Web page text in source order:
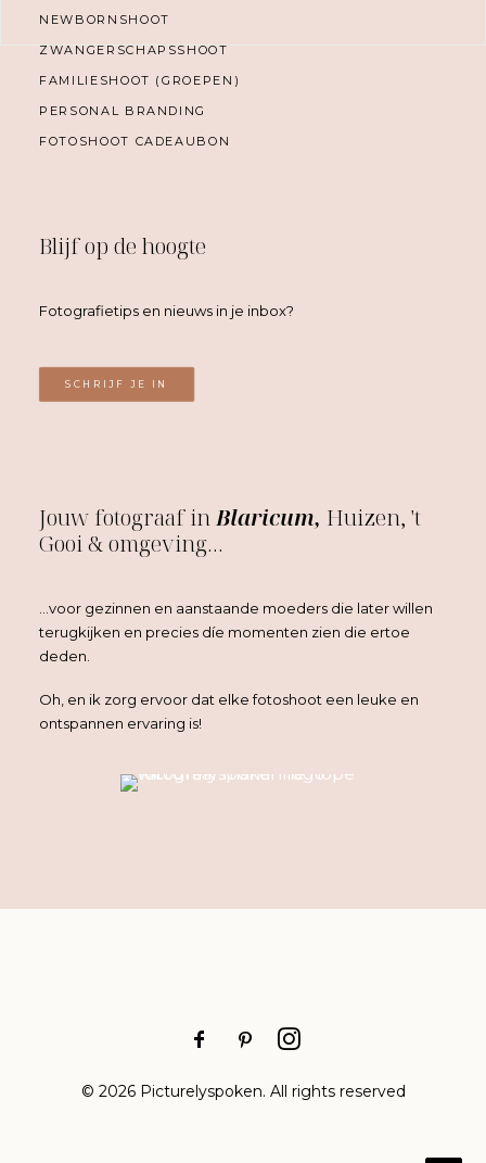
NEWBORNSHOOT
ZWANGERSCHAPSSHOOT
FAMILIESHOOT (GROEPEN)
PERSONAL BRANDING
FOTOSHOOT CADEAUBON
Blijf op de hoogte
Fotografietips en nieuws in je inbox?
SCHRIJF JE IN
Jouw fotograaf inBlaricum, Huizen, 't
Gooi & omgeving…
…voor gezinnen en aanstaande moeders die later willen
terugkijken en precies díe momenten zien die ertoe
deden.
Oh, en ik zorg ervoor dat elke fotoshoot een leuke en
ontspannen ervaring is!
© 2026 Picturelyspoken. All rights reserved